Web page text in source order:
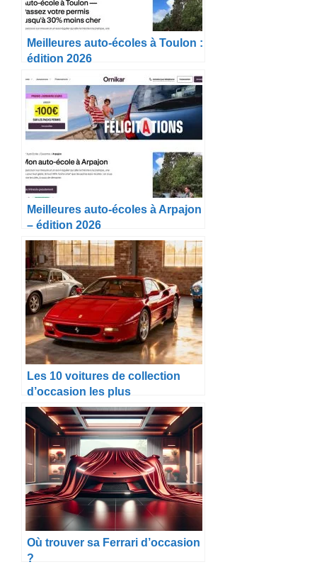
Meilleures auto-écoles à Toulon :
édition 2026
Meilleures auto-écoles à Arpajon
– édition 2026
Les 10 voitures de collection
d’occasion les plus
emblématiques à acheter en
2025
Où trouver sa Ferrari d’occasion
?